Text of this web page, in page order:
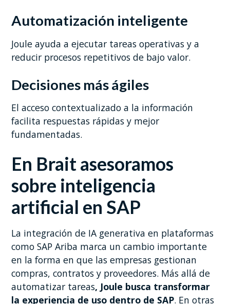
Automatización inteligente
Joule ayuda a ejecutar tareas operativas y a
reducir procesos repetitivos de bajo valor.
Decisiones más ágiles
El acceso contextualizado a la información
facilita respuestas rápidas y mejor
fundamentadas.
En Brait asesoramos
sobre inteligencia
artificial en SAP
La integración de IA generativa en plataformas
como SAP Ariba marca un cambio importante
en la forma en que las empresas gestionan
compras, contratos y proveedores. Más allá de
automatizar tareas, Joule busca transformar
la experiencia de uso dentro de SAP. En otras